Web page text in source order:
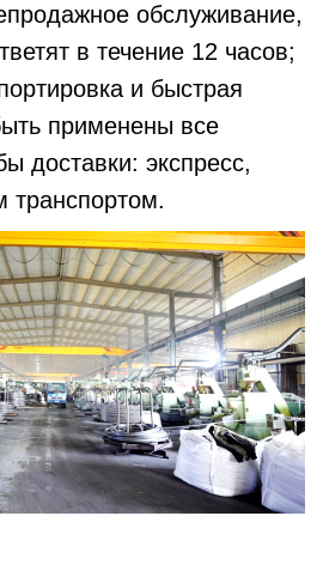
обслуживание,
в течение 12 часов;
и быстрая
применены все
доставки: экспресс,
транспортом.